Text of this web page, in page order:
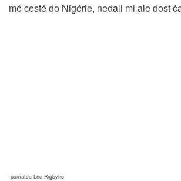
mé cestě do Nigérie, nedali mi ale dost
-památce Lee Rigbyho-